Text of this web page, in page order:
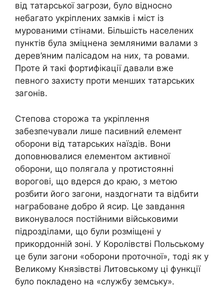
від татарської загрози, було відносно
небагато укріплених замків і міст із
мурованими стінами. Більшість населених
пунктів була зміцнена земляними валами з
дерев’яним палісадом на них, та ровами.
Проте й такі фортифікації давали вже
певного захисту проти менших татарських
загонів.
Степова сторожа та укріплення
забезпечували лише пасивний елемент
оборони від татарських наїздів. Вони
доповнювалися елементом активної
оборони, що полягала у протистоянні
ворогові, що вдерся до краю, з метою
розбити його загони, наздогнати та відбити
награбоване добро й ясир. Це завдання
виконувалося постійними військовими
підрозділами, що були розміщені у
прикордонній зоні. У Королівстві Польському
це були загони «оборони проточної», тоді як у
Великому Князівстві Литовському ці функції
було покладено на «службу земську».